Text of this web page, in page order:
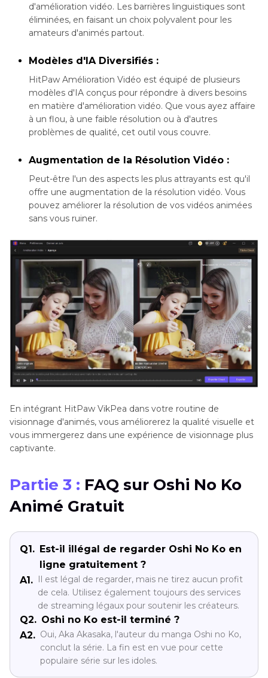
d'amélioration vidéo. Les barrières linguistiques sont
éliminées, en faisant un choix polyvalent pour les
amateurs d'animés partout.
Modèles d'IA Diversifiés :
HitPaw Amélioration Vidéo est équipé de plusieurs
modèles d'IA conçus pour répondre à divers besoins
en matière d'amélioration vidéo. Que vous ayez affaire
à un flou, à une faible résolution ou à d'autres
problèmes de qualité, cet outil vous couvre.
Augmentation de la Résolution Vidéo :
Peut-être l'un des aspects les plus attrayants est qu'il
offre une augmentation de la résolution vidéo. Vous
pouvez améliorer la résolution de vos vidéos animées
sans vous ruiner.
En intégrant HitPaw VikPea dans votre routine de
visionnage d'animés, vous améliorerez la qualité visuelle et
vous immergerez dans une expérience de visionnage plus
captivante.
Partie 3 : FAQ sur Oshi No Ko
Animé Gratuit
Q1. Est-il illégal de regarder Oshi No Ko en
ligne gratuitement ?
A1. Il est légal de regarder, mais ne tirez aucun profit
de cela. Utilisez également toujours des services
de streaming légaux pour soutenir les créateurs.
Q2. Oshi no Ko est-il terminé ?
A2. Oui, Aka Akasaka, l'auteur du manga Oshi no Ko,
conclut la série. La fin est en vue pour cette
populaire série sur les idoles.